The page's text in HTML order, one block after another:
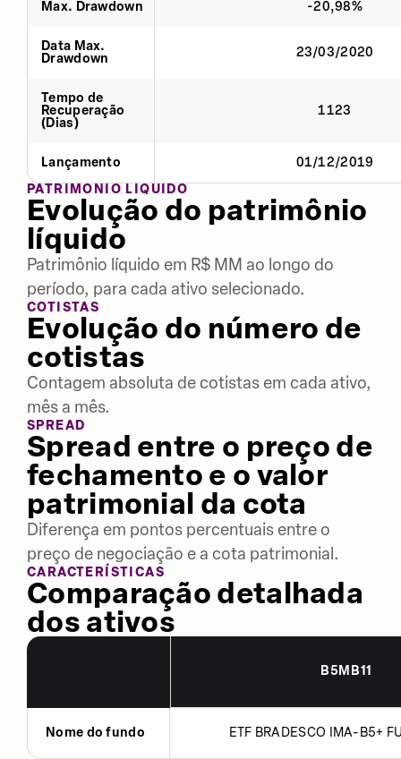
Max. Drawdown -20,98%
Data Max.
Drawdown
23/03/2020
Tempo de
Recuperação
(Dias)
1123
Lançamento
01/12/2019
PATRIMÔNIO LÍQUIDO
Evolução do patrimônio
líquido
Patrimônio líquido em R$ MM ao longo do
período, para cada ativo selecionado.
COTISTAS
Evolução do número de
cotistas
Contagem absoluta de cotistas em cada ativo,
mês a mês.
SPREAD
Spread entre o preço de
fechamento e o valor
patrimonial da cota
Diferença em pontos percentuais entre o
preço de negociação e a cota patrimonial.
CARACTERÍSTICAS
Comparação detalhada
dos ativos
B5MB11
Nome do fundo ETF BRADESCO IMA-B5+